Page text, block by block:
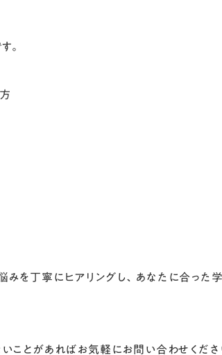
。
を丁寧にヒアリングし、あなたに合った
ことがあればお気軽にお問い合わせくだ